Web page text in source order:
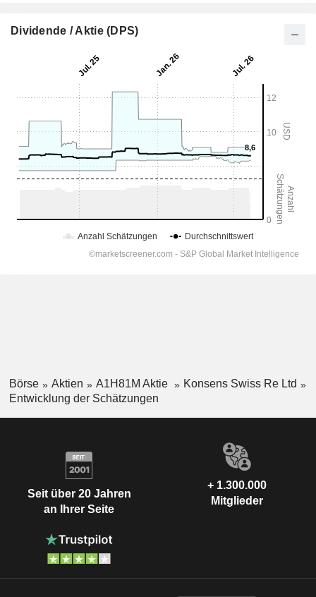
Dividende / Aktie (DPS)
Börse Aktien A1H81M Aktie
Konsens Swiss Re Ltd
Entwicklung der Schätzungen
Seit über 20 Jahren
an Ihrer Seite
+ 1.300.000
Mitglieder